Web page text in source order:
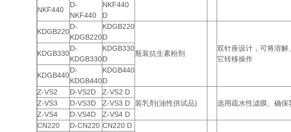
NKF440
D-
NKF440
NKF440
D
KDGB220
D-
KDGB220
KDGB220
D
瓶装抗生素粉剂
双针座设计，可将溶
它转移操作
KDGB330
D-
KDGB330
KDGB330
D
KDGB440
D-
KDGB440
KDGB440
D
Z-VS2
D-VS2D
Z-VS2 D
装乳剂(油性供试品)
选用疏水性滤膜、确
Z-VS3 D-VS3D
Z-VS3 D
Z-VS4
D-VS4D
Z-VS4 D
CN220
D-CN220 CN220 D